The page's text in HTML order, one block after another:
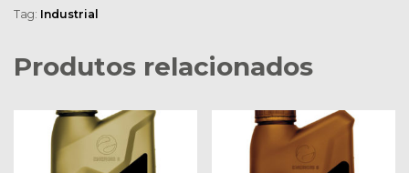
Tag: Industrial
Produtos relacionados